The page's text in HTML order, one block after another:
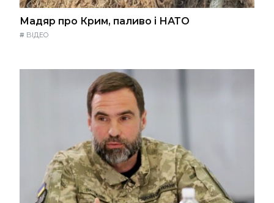
Мадяр про Крим, паливо і НАТО
# ВІДЕО